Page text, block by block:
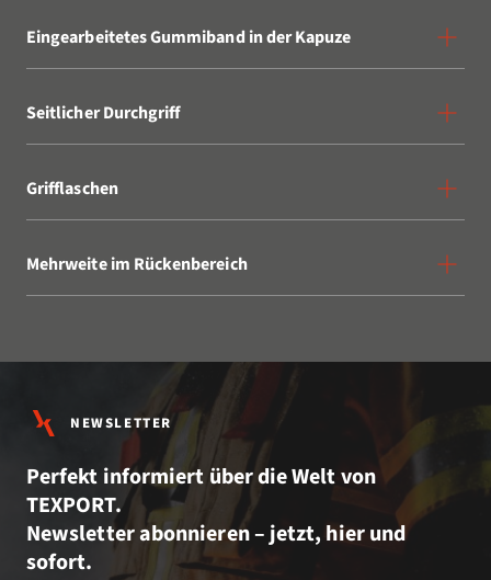
Eingearbeitetes Gummiband in der Kapuze
Seitlicher Durchgriff
Grifflaschen
Mehrweite im Rückenbereich
NEWSLETTER
Perfekt informiert über die Welt von
TEXPORT.
Newsletter abonnieren – jetzt, hier und
sofort.